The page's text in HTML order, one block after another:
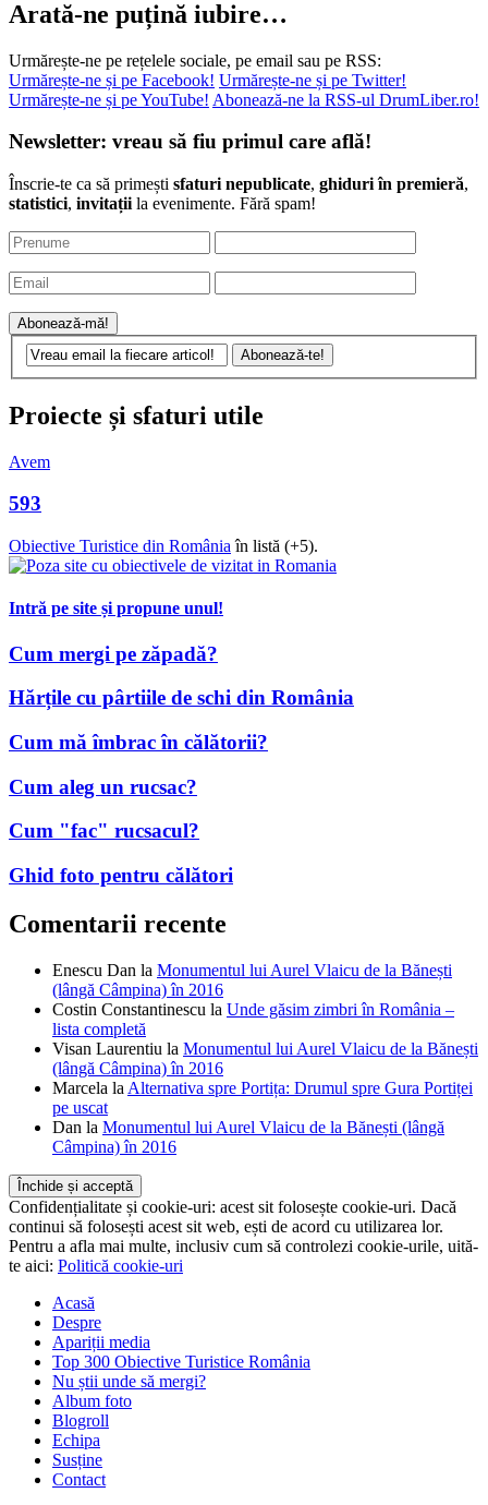
Arată-ne puțină iubire…
Urmărește-ne pe rețelele sociale, pe email sau pe RSS:
Urmărește-ne și pe Facebook! Urmărește-ne și pe Twitter!
Urmărește-ne și pe YouTube! Abonează-ne la RSS-ul DrumLiber.ro!
Newsletter: vreau să fiu primul care află!
Înscrie-te ca să primești sfaturi nepublicate, ghiduri în premieră,
statistici, invitațiila evenimente. Fără spam!
Proiecte și sfaturi utile
Avem
593
Obiective Turistice din Româniaîn listă (+5).
Intră pe site și propune unul!
Cum mergi pe zăpadă?
Hărțile cu pârtiile de schi din România
Cum mă îmbrac în călătorii?
Cum aleg un rucsac?
Cum "fac" rucsacul?
Ghid foto pentru călători
Comentarii recente
Enescu Dan la Monumentul lui Aurel Vlaicu de la Bănești
(lângă Câmpina) în 2016
Costin Constantinescu la Unde găsim zimbri în România –
lista completă
Visan Laurentiu la Monumentul lui Aurel Vlaicu de la Bănești
(lângă Câmpina) în 2016
Marcela laAlternativa spre Portița: Drumul spre Gura Portiței
pe uscat
Dan la Monumentul lui Aurel Vlaicu de la Bănești (lângă
Câmpina) în 2016
Confidențialitate și cookie-uri: acest sit folosește cookie-uri. Dacă
continui să folosești acest sit web, ești de acord cu utilizarea lor.
Pentru a afla mai multe, inclusiv cum să controlezi cookie-urile, uită-
te aici: Politică cookie-uri
Acasă
Despre
Apariții media
Top 300 Obiective Turistice România
Nu știi unde să mergi?
Album foto
Blogroll
Echipa
Susține
Contact